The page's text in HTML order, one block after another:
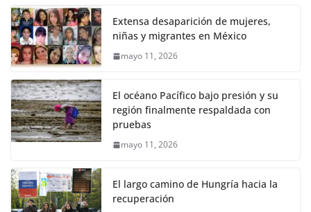
Extensa desaparición de mujeres,
niñas y migrantes en México
mayo 11, 2026
El océano Pacífico bajo presión y su
región finalmente respaldada con
pruebas
mayo 11, 2026
El largo camino de Hungría hacia la
recuperación